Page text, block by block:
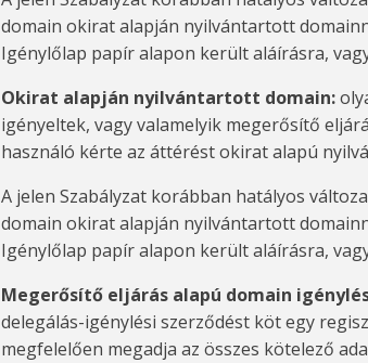
domain okirat alapján nyilvántartott
Igénylőlap papír alapon került aláírásra,
Okirat alapján nyilvántartott domain:
igényeltek, vagy valamelyik megerősítő
használó kérte az áttérést okirat alapú
A jelen Szabályzat korábban hatályos
domain okirat alapján nyilvántartott
Igénylőlap papír alapon került aláírásra,
Megerősítő eljárás alapú domain
delegálás-igénylési szerződést köt egy
megfelelően megadja az összes kötelező